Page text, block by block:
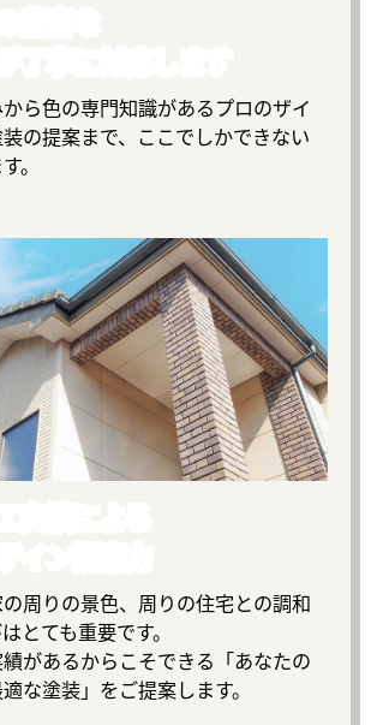
ら色の専門知識があるプロのザイ
の提案まで、ここでしかできない
。
周りの景色、周りの住宅との調和
とても重要です。
があるからこそできる「あなたの
な塗装」をご提案します。